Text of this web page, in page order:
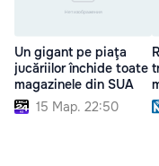
Un gigant pe piaţa
jucăriilor închide toate
magazinele din SUA
15 Мар. 22:50